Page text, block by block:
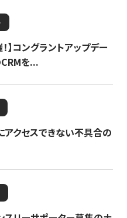
】コングラントアップデー
を...
クセスできない不具合の